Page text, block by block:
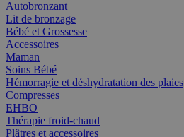
Autobronzant
Lit de bronzage
Bébé et Grossesse
Accessoires
Maman
Soins Bébé
Hémorragie et déshydratation des plaies
Compresses
EHBO
Thérapie froid-chaud
Plâtres et accessoires